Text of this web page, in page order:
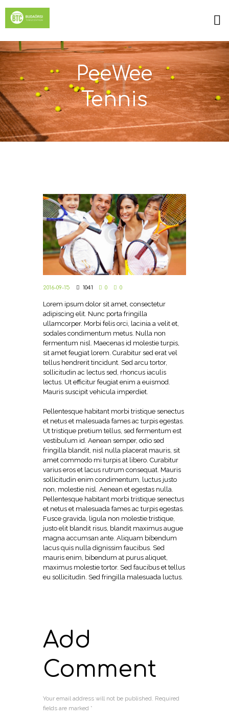
PeeWee
Tennis
2016-09-15 1041 0 0
Lorem ipsum dolor sit amet, consectetur
adipiscing elit. Nunc porta fringilla
ullamcorper. Morbi felis orci, lacinia a velit et,
sodales condimentum metus. Nulla non
fermentum nisl. Maecenas id molestie turpis,
sit amet feugiat lorem. Curabitur sed erat vel
tellus hendrerit tincidunt. Sed arcu tortor,
sollicitudin ac lectus sed, rhoncus iaculis
lectus. Ut efficitur feugiat enim a euismod.
Mauris suscipit vehicula imperdiet.
Pellentesque habitant morbi tristique senectus
et netus et malesuada fames ac turpis egestas.
Ut tristique pretium tellus, sed fermentum est
vestibulum id. Aenean semper, odio sed
fringilla blandit, nisl nulla placerat mauris, sit
amet commodo mi turpis at libero. Curabitur
varius eros et lacus rutrum consequat. Mauris
sollicitudin enim condimentum, luctus justo
non, molestie nisl. Aenean et egestas nulla.
Pellentesque habitant morbi tristique senectus
et netus et malesuada fames ac turpis egestas.
Fusce gravida, ligula non molestie tristique,
justo elit blandit risus, blandit maximus augue
magna accumsan ante. Aliquam bibendum
lacus quis nulla dignissim faucibus. Sed
mauris enim, bibendum at purus aliquet,
maximus molestie tortor. Sed faucibus et tellus
eu sollicitudin. Sed fringilla malesuada luctus.
Add
Comment
Your email address will not be published. Required
fields are marked *